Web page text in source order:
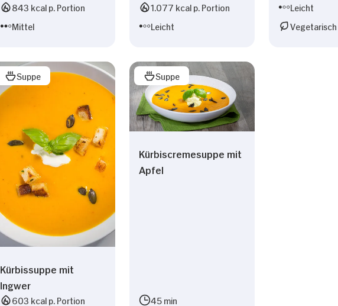
843 kcal p. Portion
Mittel
1.077 kcal p. Portion
Leicht
Leicht
Vegetarisch
Suppe
Kürbissuppe mit
Ingwer
603 kcal p. Portion
Suppe
Kürbiscremesuppe mit
Apfel
45 min